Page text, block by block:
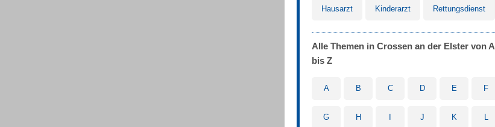
Hausarzt Kinderarzt Rettungsdienst
Alle Themen in Crossen an der Elster von A
bis Z
A B C D E F
G H J K L